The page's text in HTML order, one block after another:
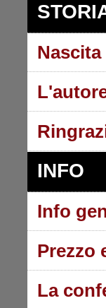
INFO
Info
Prezzo
La